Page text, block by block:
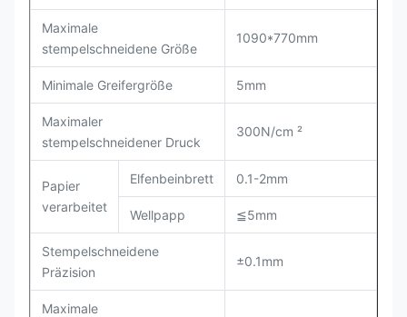
Maximale
stempelschneidene Größe
1090*770mm
Minimale Greifergröße 5mm
Maximaler
stempelschneidener Druck
300N/cm ²
Papier
verarbeitet
Elfenbeinbrett 0.1-2mm
Wellpapp ≦5mm
Stempelschneidene
Präzision
±0.1mm
Maximale